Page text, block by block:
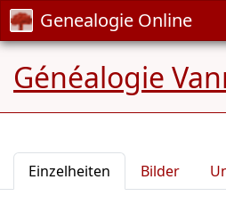
Genealogie Online
Généalogie
Einzelheiten Bilder